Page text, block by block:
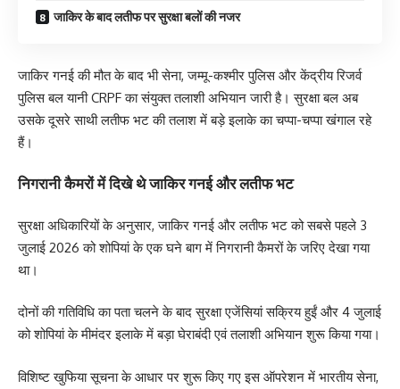
जाकिर के बाद लतीफ पर सुरक्षा बलों की नजर
जाकिर गनई की मौत के बाद भी सेना, जम्मू-कश्मीर पुलिस और केंद्रीय रिजर्व
पुलिस बल यानी CRPF का संयुक्त तलाशी अभियान जारी है। सुरक्षा बल अब
उसके दूसरे साथी लतीफ भट की तलाश में बड़े इलाके का चप्पा-चप्पा खंगाल रहे
हैं।
निगरानी कैमरों में दिखे थे जाकिर गनई और लतीफ भट
सुरक्षा अधिकारियों के अनुसार, जाकिर गनई और लतीफ भट को सबसे पहले 3
जुलाई 2026 को शोपियां के एक घने बाग में निगरानी कैमरों के जरिए देखा गया
था।
दोनों की गतिविधि का पता चलने के बाद सुरक्षा एजेंसियां सक्रिय हुईं और 4 जुलाई
को शोपियां के मीमंदर इलाके में बड़ा घेराबंदी एवं तलाशी अभियान शुरू किया गया।
विशिष्ट खुफिया सूचना के आधार पर शुरू किए गए इस ऑपरेशन में भारतीय सेना,